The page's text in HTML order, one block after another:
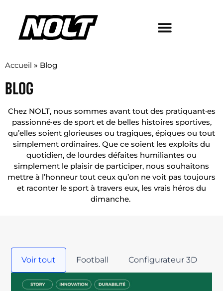
Accueil » Blog
BLOG
Chez NOLT, nous sommes avant tout des pratiquant·es
passionné·es de sport et de belles histoires sportives,
qu’elles soient glorieuses ou tragiques, épiques ou tout
simplement ordinaires. Que ce soient les exploits du
quotidien, de lourdes défaites humiliantes ou
simplement le plaisir de participer, nous souhaitons
mettre à l’honneur tout ceux qu’on ne voit pas toujours
et raconter le sport à travers eux, les vrais héros du
dimanche.
Voir tout Football Configurateur 3D